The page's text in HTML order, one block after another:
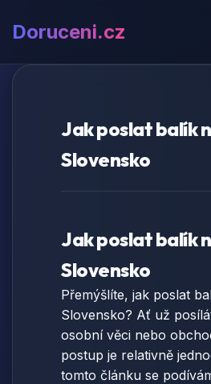
Doruceni.cz
Jak poslat balík
Slovensko
Jak poslat balík
Slovensko
Přemýšlíte, jak poslat
Slovensko? Ať už
osobní věci nebo
postup je relativně
tomto článku se